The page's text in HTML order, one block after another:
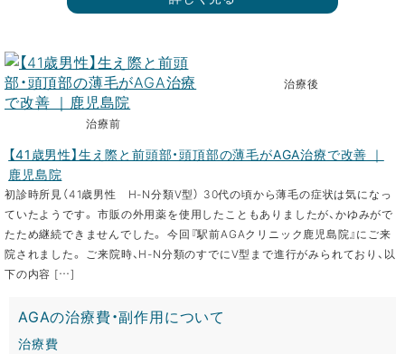
治療前
治療後
【41歳男性】生え際と前頭部・頭頂部の薄毛がAGA治療で改善 ｜
鹿児島院
初診時所見（41歳男性 H-N分類Ⅴ型） 30代の頃から薄毛の症状は気になっ
ていたようです。 市販の外用薬を使用したこともありましたが、かゆみがで
たため継続できませんでした。 今回『駅前AGAクリニック鹿児島院』にご来
院されました。 ご来院時、H-N分類のすでにⅤ型まで進行がみられており、以
下の内容 […]
AGAの治療費・副作用について
治療費